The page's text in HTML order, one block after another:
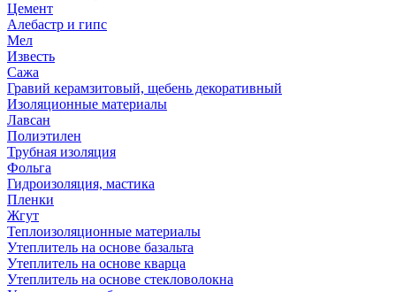
Цемент
Алебастр и гипс
Мел
Известь
Сажа
Гравий керамзитовый, щебень декоративный
Изоляционные материалы
Лавсан
Полиэтилен
Трубная изоляция
Фольга
Гидроизоляция, мастика
Пленки
Жгут
Теплоизоляционные материалы
Утеплитель на основе базальта
Утеплитель на основе кварца
Утеплитель на основе стекловолокна